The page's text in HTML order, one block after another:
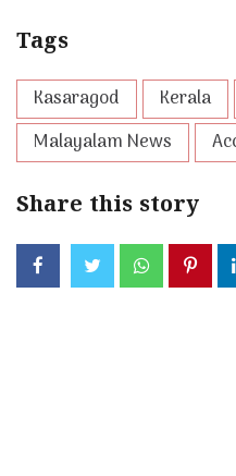
Tags
Kasaragod Kerala
Malayalam News
Share this story